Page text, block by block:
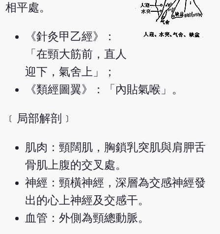
相平處。
《針灸甲乙經》：
「在頸大筋前，直人
迎下，氣舍上」；
《類經圖翼》：「內貼氣喉」。
﹝局部解剖﹞
肌肉：頸闊肌，胸鎖乳突肌與肩胛舌
骨肌上腹的交叉處。
神經：頸橫神經，深層為交感神經發
出的心上神經及交感干。
血管：外側為頸總動脈。